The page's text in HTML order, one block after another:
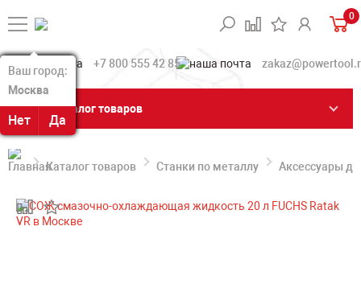
Ваш город:
Москва
Нет Да
Ваш город:
Москва
Нет Да
0
+7 800 555 42 85
Каталог товаров
Каталог товаров Станки по металлу Аксессуары